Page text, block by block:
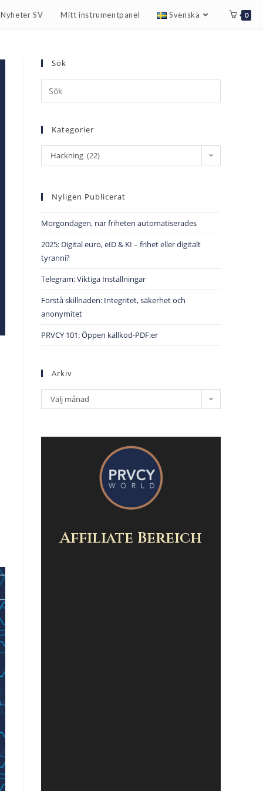
SV Mitt instrumentpanel Svenska 0
Sök
Kategorier
Hackning (22)
Nyligen Publicerat
Morgondagen, när friheten automatiserades
2025: Digital euro, eID & KI – frihet eller digitalt
tyranni?
Telegram: Viktiga Inställningar
Förstå skillnaden: Integritet, säkerhet och
anonymitet
PRVCY 101: Öppen källkod-PDF:er
Arkiv
Välj månad
Affiliate Bereich